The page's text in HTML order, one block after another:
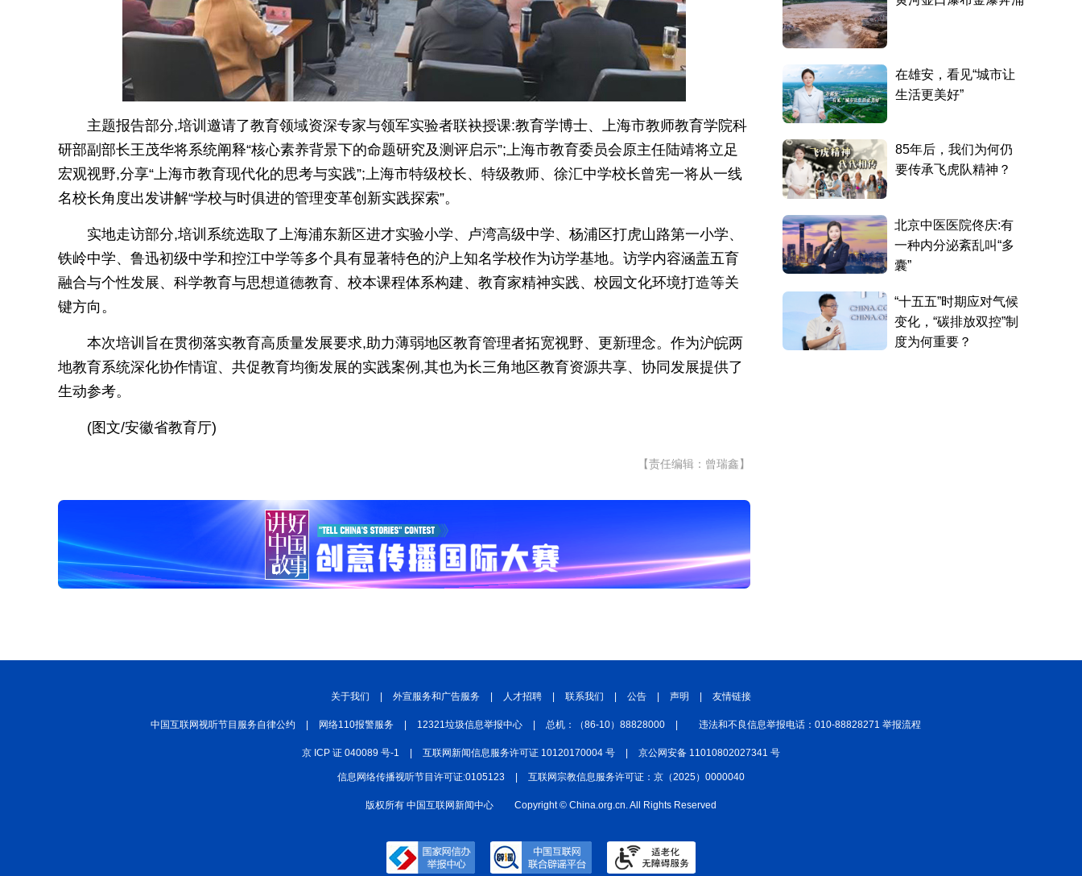
主题报告部分,培训邀请了教育领域资深专家与领军实验者联袂授课:教育学博士、上海市教师教育学院科
研部副部长王茂华将系统阐释“核心素养背景下的命题研究及测评启示”;上海市教育委员会原主任陆靖将立足
宏观视野,分享“上海市教育现代化的思考与实践”;上海市特级校长、特级教师、徐汇中学校长曾宪一将从一线
名校长角度出发讲解“学校与时俱进的管理变革创新实践探索”。
实地走访部分,培训系统选取了上海浦东新区进才实验小学、卢湾高级中学、杨浦区打虎山路第一小学、
铁岭中学、鲁迅初级中学和控江中学等多个具有显著特色的沪上知名学校作为访学基地。访学内容涵盖五育
融合与个性发展、科学教育与思想道德教育、校本课程体系构建、教育家精神实践、校园文化环境打造等关
键方向。
本次培训旨在贯彻落实教育高质量发展要求,助力薄弱地区教育管理者拓宽视野、更新理念。作为沪皖两
地教育系统深化协作情谊、共促教育均衡发展的实践案例,其也为长三角地区教育资源共享、协同发展提供了
生动参考。
(图文/安徽省教育厅)
【责任编辑：曾瑞鑫】
关于我们 外宣服务和广告服务 人才招聘 联系我们 公告 声明 友情链接
中国互联网视听节目服务自律公约 网络110报警服务 12321垃圾信息举报中心 总机：（86-10）88828000 违法和不良信息举报电话：010-88828271 举报流程
京 ICP 证 040089 号-1 互联网新闻信息服务许可证 10120170004 号 京公网安备 11010802027341 号
信息网络传播视听节目许可证:0105123 互联网宗教信息服务许可证：京（2025）0000040
版权所有 中国互联网新闻中心 Copyright © China.org.cn. All Rights Reserved